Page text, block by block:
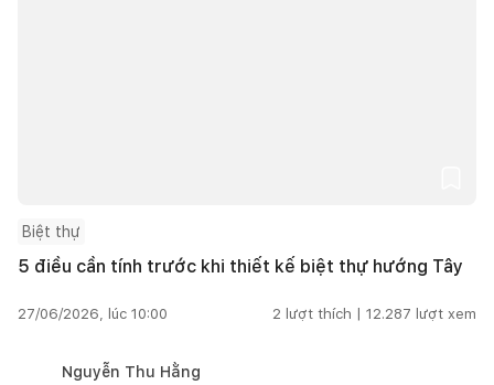
Biệt thự
5 điều cần tính trước khi thiết kế biệt thự hướng Tây
27/06/2026, lúc 10:00 2 lượt thích | 12.287 lượt xem
Nguyễn Thu Hằng